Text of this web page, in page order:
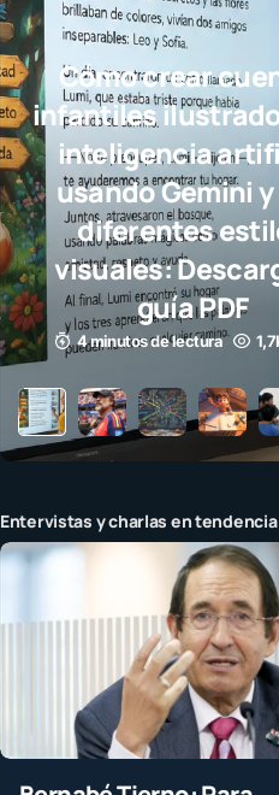
Entervistas y charlas en tendencia